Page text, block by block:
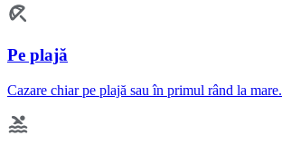
Pe plajă
Cazare chiar pe plajă sau în primul rând la mare.